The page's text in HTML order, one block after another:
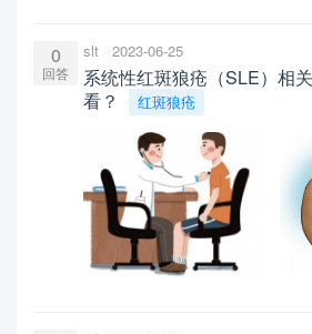
0
回答
slt 2023-06-25
系统性红斑狼疮（SLE）相
看？
红斑狼疮